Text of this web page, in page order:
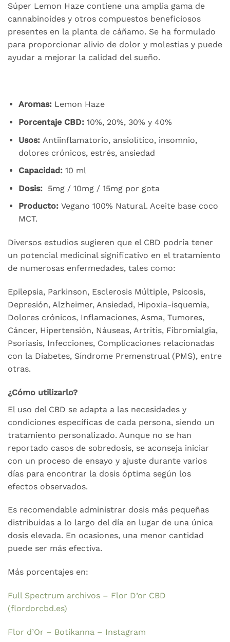
Súper Lemon Haze contiene una amplia gama de
cannabinoides y otros compuestos beneficiosos
presentes en la planta de cáñamo. Se ha formulado
para proporcionar alivio de dolor y molestias y puede
ayudar a mejorar la calidad del sueño.
Aromas: Lemon Haze
Porcentaje CBD: 10%, 20%, 30% y 40%
Usos: Antiinflamatorio, ansiolítico, insomnio,
dolores crónicos, estrés, ansiedad
Capacidad: 10 ml
Dosis: 5mg / 10mg / 15mg por gota
Producto: Vegano 100% Natural. Aceite base coco
MCT.
Diversos estudios sugieren que el CBD podría tener
un potencial medicinal significativo en el tratamiento
de numerosas enfermedades, tales como:
Epilepsia, Parkinson, Esclerosis Múltiple, Psicosis,
Depresión, Alzheimer, Ansiedad, Hipoxia-isquemia,
Dolores crónicos, Inflamaciones, Asma, Tumores,
Cáncer, Hipertensión, Náuseas, Artritis, Fibromialgia,
Psoriasis, Infecciones, Complicaciones relacionadas
con la Diabetes, Síndrome Premenstrual (PMS), entre
otras.
¿Cómo utilizarlo?
El uso del CBD se adapta a las necesidades y
condiciones específicas de cada persona, siendo un
tratamiento personalizado. Aunque no se han
reportado casos de sobredosis, se aconseja iniciar
con un proceso de ensayo y ajuste durante varios
días para encontrar la dosis óptima según los
efectos observados.
Es recomendable administrar dosis más pequeñas
distribuidas a lo largo del día en lugar de una única
dosis elevada. En ocasiones, una menor cantidad
puede ser más efectiva.
Más porcentajes en:
Full Spectrum archivos – Flor D’or CBD
(flordorcbd.es)
Flor d’Or – Botikanna – Instagram